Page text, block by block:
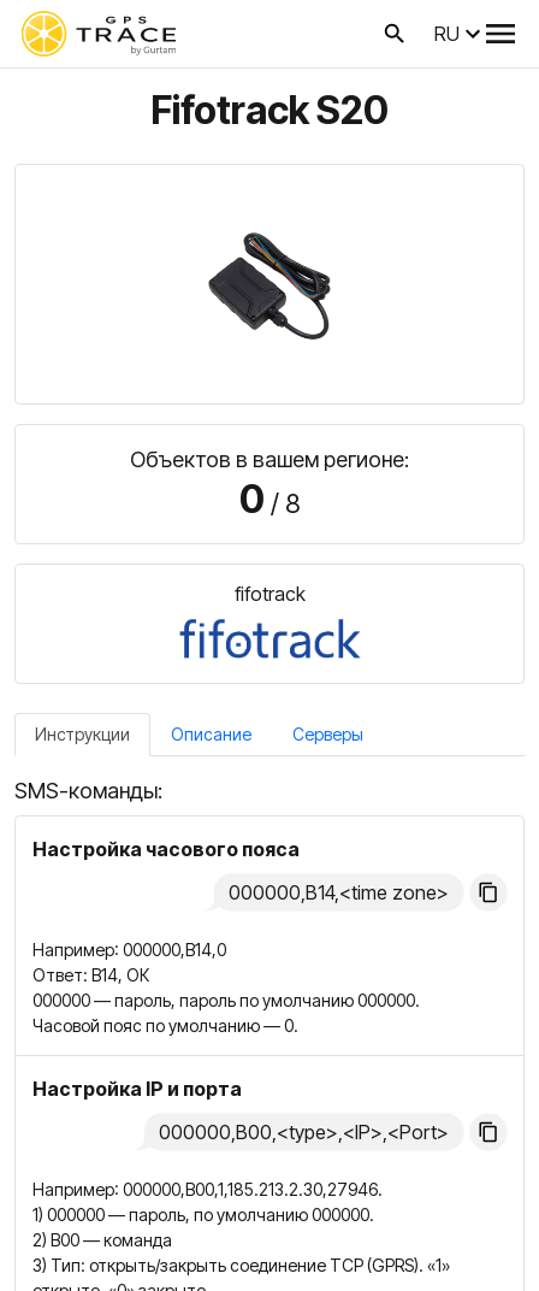
RU
Fifotrack S20
Объектов в вашем регионе:
0 / 8
fifotrack
Инструкции Описание Серверы
SMS-команды:
Настройка часового пояса
000000,B14,<time zone>
Например: 000000,B14,0
Ответ: B14, ОК
000000 — пароль, пароль по умолчанию 000000.
Часовой пояс по умолчанию — 0.
Настройка IP и порта
000000,B00,<type>,<IP>,<Port>
Например: 000000,B00,1,185.213.2.30,27946.
1) 000000 — пароль, по умолчанию 000000.
2) B00 — команда
3) Тип: открыть/закрыть соединение TCP (GPRS). «1»